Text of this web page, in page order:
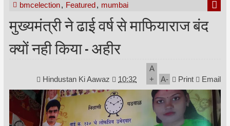
bmcelection, Featured, mumbai
मुख्यमंत्री ने ढाई वर्ष से माफियाराज बंद
क्यों नही किया - अहीर
Hindustan Ki Aawaz 10:32
A
+
A- Print Email